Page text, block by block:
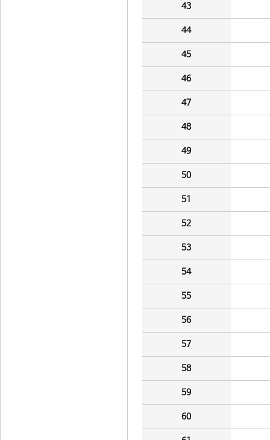
43
44
45
46
47
48
49
50
51
52
53
54
55
56
57
58
59
60